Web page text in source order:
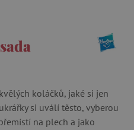
koláčků, jaké si jen
si uválí těsto, vyberou
na plech a jako